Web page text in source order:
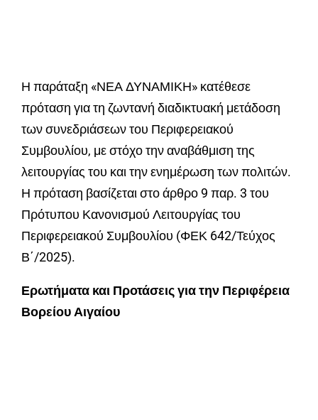
Η παράταξη «ΝΕΑ ΔΥΝΑΜΙΚΗ» κατέθεσε
πρόταση για τη ζωντανή διαδικτυακή μετάδοση
των συνεδριάσεων του Περιφερειακού
Συμβουλίου, με στόχο την αναβάθμιση της
λειτουργίας του και την ενημέρωση των πολιτών.
Η πρόταση βασίζεται στο άρθρο 9 παρ. 3 του
Πρότυπου Κανονισμού Λειτουργίας του
Περιφερειακού Συμβουλίου (ΦΕΚ 642/Τεύχος
Β΄/2025).
Ερωτήματα και Προτάσεις για την Περιφέρεια
Βορείου Αιγαίου